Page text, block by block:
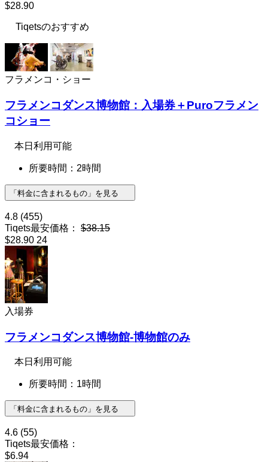
$28.90
Tiqetsのおすすめ
フラメンコ・ショー
フラメンコダンス博物館：入場券＋Puroフラメン
コショー
本日利用可能
所要時間：2時間
「料金に含まれるもの」を見る
4.8 (455)
Tiqets最安価格： $38.15
$28.90 24
入場券
フラメンコダンス博物館-博物館のみ
本日利用可能
所要時間：1時間
「料金に含まれるもの」を見る
4.6 (55)
Tiqets最安価格：
$6.94